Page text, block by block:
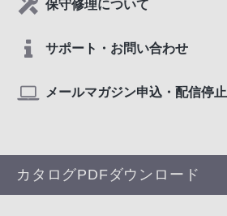
保守修理について
サポート・お問い合わせ
メールマガジン申込・配信停止
カタログPDFダウンロード